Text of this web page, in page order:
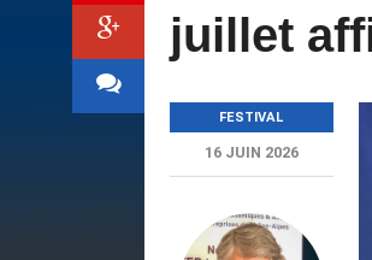
juillet
FESTIVAL
16 JUIN 2026